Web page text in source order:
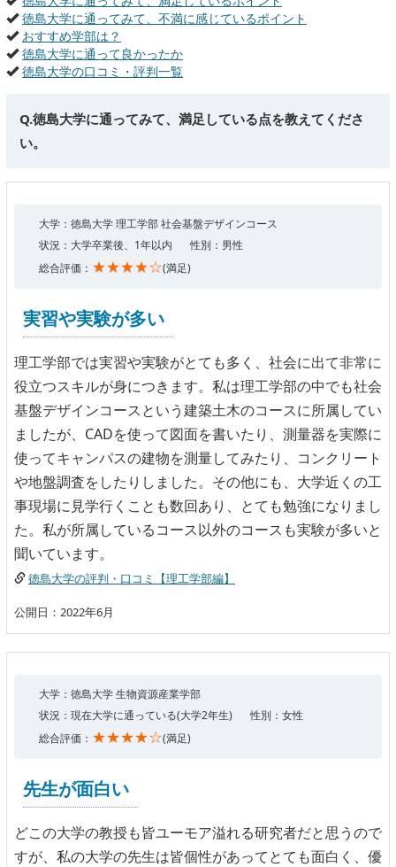
徳島大学に通ってみて、不満に感じているポイント
おすすめ学部は？
徳島大学に通って良かったか
徳島大学の口コミ・評判一覧
Q.徳島大学に通ってみて、満足している点を教えてくださ
い。
大学：徳島大学 理工学部 社会基盤デザインコース
状況：大学卒業後、1年以内
性別：男性
総合評価： ★★★★☆(満足)
実習や実験が多い
理工学部では実習や実験がとても多く、社会に出て非常に
役立つスキルが身につきます。私は理工学部の中でも社会
基盤デザインコースという建築土木のコースに所属してい
ましたが、CADを使って図面を書いたり、測量器を実際に
使ってキャンパスの建物を測量してみたり、コンクリート
や地盤調査をしたりしました。その他にも、大学近くの工
事現場に見学行くことも数回あり、とても勉強になりまし
た。私が所属しているコース以外のコースも実験が多いと
聞いています。
徳島大学の評判・口コミ【理工学部編】
公開日：2022年6月
大学：徳島大学 生物資源産業学部
状況：現在大学に通っている(大学2年生)
性別：女性
総合評価： ★★★★☆(満足)
先生が面白い
どこの大学の教授も皆ユーモア溢れる研究者だと思うので
すが、私の大学の先生は皆個性があってとても面白く、優